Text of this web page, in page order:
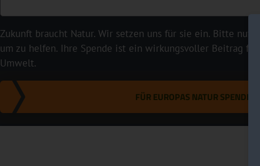
Zukunft braucht Natur. Wir setzen uns für sie ein. Bitte
um zu helfen. Ihre Spende ist ein wirkungsvoller Beitrag
Umwelt.
FÜR EUROPAS NATUR SPENDEN